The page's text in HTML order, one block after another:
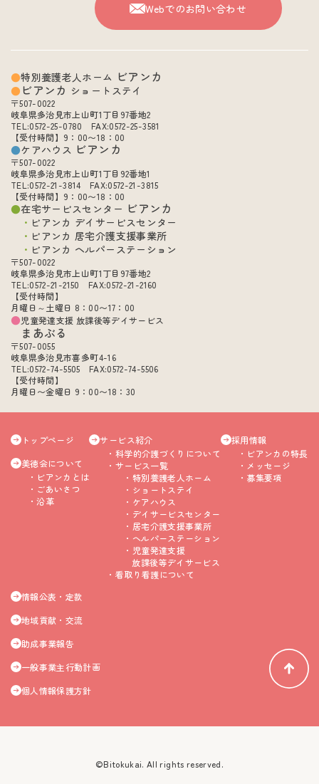
Webでのお問い合わせ
特別養護老人ホーム ビアンカ
ビアンカ ショートステイ
〒507-0022
岐阜県多治見市上山町1丁目97番地2
TEL:0572-25-0780 FAX:0572-25-3581
【受付時間】9：00〜18：00
ケアハウス ビアンカ
〒507-0022
岐阜県多治見市上山町1丁目92番地1
TEL:0572-21-3814 FAX:0572-21-3815
【受付時間】9：00〜18：00
在宅サービスセンター ビアンカ
ビアンカ デイサービスセンター
ビアンカ 居宅介護支援事業所
ビアンカ ヘルパーステーション
〒507-0022
岐阜県多治見市上山町1丁目97番地2
TEL:0572-21-2150 FAX:0572-21-2160
【受付時間】
月曜日～土曜日 8：00〜17：00
児童発達支援 放課後等デイサービス
まあぶる
〒507-0055
岐阜県多治見市喜多町4-16
TEL:0572-74-5505 FAX:0572-74-5506
【受付時間】
月曜日〜金曜日 9：00〜18：30
トップページ
美徳会について
ビアンカとは
ごあいさつ
沿革
サービス紹介
科学的介護づくりについて
サービス一覧
特別養護老人ホーム
ショートステイ
ケアハウス
デイサービスセンター
居宅介護支援事業所
ヘルパーステーション
児童発達支援
放課後等デイサービス
看取り看護について
採用情報
ビアンカの特長
メッセージ
募集要項
情報公表・定款
地域貢献・交流
助成事業報告
一般事業主行動計画
個人情報保護方針
©Bitokukai. All rights reserved.